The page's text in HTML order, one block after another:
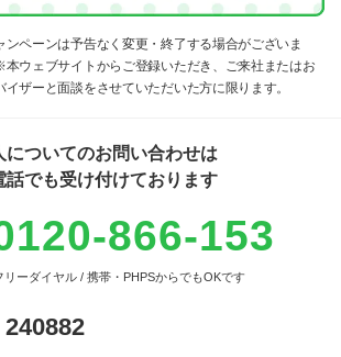
ペーンは予告なく変更・終了する場合がございま
ウェブサイトからご登録いただき、ご来社またはお
ザーと面談をさせていただいた方に限ります。
についてのお問い合わせは
話でも受け付けております
866-153
リーダイヤル / 携帯・PHPSからでもOKです
240882